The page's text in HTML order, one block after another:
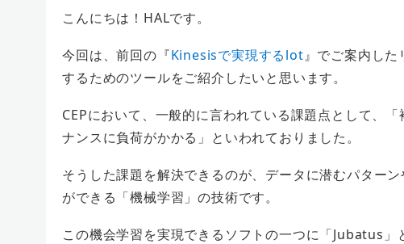
こんにちは！HALです。
今回は、前回の『Kinesisで実現するlot』でご案内し
するためのツールをご紹介したいと思います。
CEPにおいて、一般的に言われている課題点として、
ナンスに負荷がかかる」といわれておりました。
そうした課題を解決できるのが、データに潜むパター
ができる「機械学習」の技術です。
この機会学習を実現できるソフトの一つに「Jubatus」